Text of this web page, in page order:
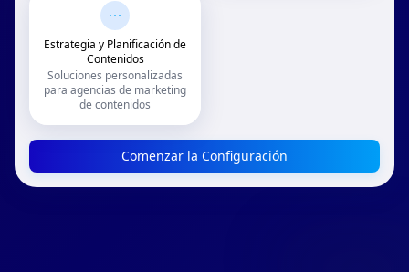
Estrategia y Planificación de
Contenidos
Soluciones personalizadas
para agencias de marketing
de contenidos
Comenzar la Configuración